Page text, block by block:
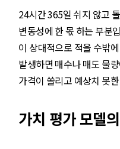
24시간 365일 쉬지 않고
변동성에 한 몫 하는 부분
이 상대적으로 적을 수밖
발생하면 매수나 매도 물
가격이 쏠리고 예상치 못
가치 평가 모델